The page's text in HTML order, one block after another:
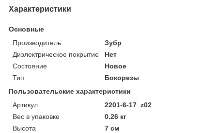
Характеристики
Основные
Производитель
Зубр
Диэлектрическое покрытие
Нет
Состояние
Новое
Тип
Бокорезы
Пользовательские характеристики
Артикул
2201-6-17_z02
Вес в упаковке
0.26 кг
Высота
7 см